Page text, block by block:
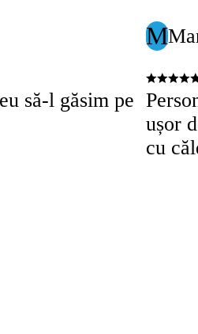
să-l găsim pe
M
ușor
cu